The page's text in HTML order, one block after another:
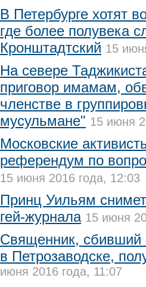
В Петербурге хотят
где более полувека
Кронштадтский 15
На севере
приговор имамам,
членстве в
мусульмане" 15 июня
Московские
референдум по
15 июня 2016 года, 12:03
Принц Уильям
гей-журнала 15 июня
Священник, сбивший
в Петрозаводске,
июня 2016 года, 11:07